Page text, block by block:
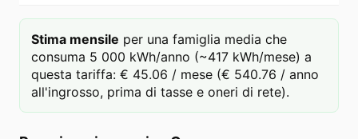
Stima mensile per una famiglia media che
consuma 5 000 kWh/anno (~417 kWh/mese) a
questa tariffa: € 45.06 / mese (€ 540.76 / anno
all'ingrosso, prima di tasse e oneri di rete).